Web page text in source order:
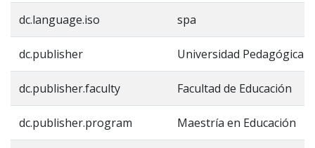
dc.language.iso spa
dc.publisher Universidad Pedagógica
dc.publisher.faculty Facultad de Educación
dc.publisher.program Maestría en Educación